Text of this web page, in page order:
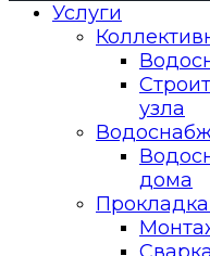
Услуги
узла
дома
Прокладка